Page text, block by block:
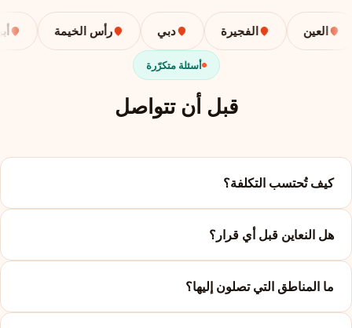
العين الفجيرة دبي رأس الخيمة
أسئلة متكرّرة
قبل أن تتواصل
كيف تُحتسب التكلفة؟
هل النعاين قبل أي قرار؟
ما المناطق التي تصلون إليها؟